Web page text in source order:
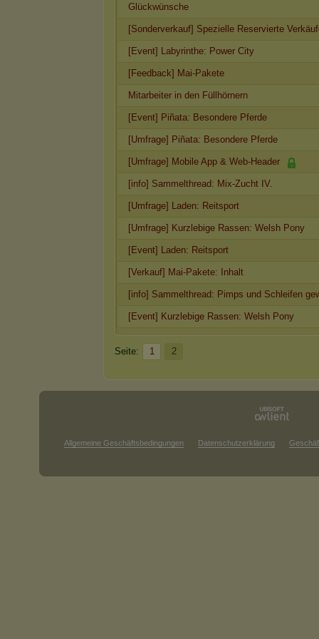
Glückwünsche
[Sonderverkauf] Spezielle Reservierte
[Event] Labyrinthe: Power City
[Feedback] Mai-Pakete
Mitarbeiter in den Füllhörnern
[Event] Piñata: Besondere Pferde
[Umfrage] Piñata: Besondere Pferde
[Umfrage] Mobile App & Web-Header
[info] Sammelthread: Mix-Zucht IV.
[Umfrage] Laden: Reitsport
[Umfrage] Kurzlebige Rassen: Welsh Pony
[Event] Laden: Reitsport
[Verkauf] Mai-Pakete: Inhalt
[info] Sammelthread: Pimps und Schleifen
[Event] Kurzlebige Rassen: Welsh Pony
Seite: 1 2
Allgemeine Geschäftsbedingungen Datenschutzerklärung